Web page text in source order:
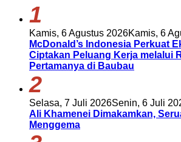
1
Kamis, 6 Agustus 2026Kamis, 6
McDonald’s Indonesia Perkuat
Ciptakan Peluang Kerja melalui
Pertamanya di Baubau
2
Selasa, 7 Juli 2026Senin, 6 Juli
Ali Khamenei Dimakamkan,
Menggema